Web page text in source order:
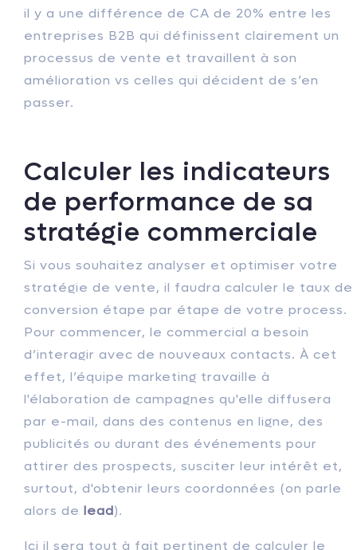
il y a une différence de CA de 20% entre les
entreprises B2B qui définissent clairement un
processus de vente et travaillent à son
amélioration vs celles qui décident de s’en
passer.
Calculer les indicateurs
de performance de sa
stratégie commerciale
Si vous souhaitez analyser et optimiser votre
stratégie de vente, il faudra calculer le taux de
conversion étape par étape de votre process.
Pour commencer, le commercial a besoin
d’interagir avec de nouveaux contacts. À cet
effet, l’équipe marketing travaille à
l'élaboration de campagnes qu'elle diffusera
par e-mail, dans des contenus en ligne, des
publicités ou durant des événements pour
attirer des prospects, susciter leur intérêt et,
surtout, d'obtenir leurs coordonnées (on parle
alors de lead).
Ici il sera tout à fait pertinent de calculer le